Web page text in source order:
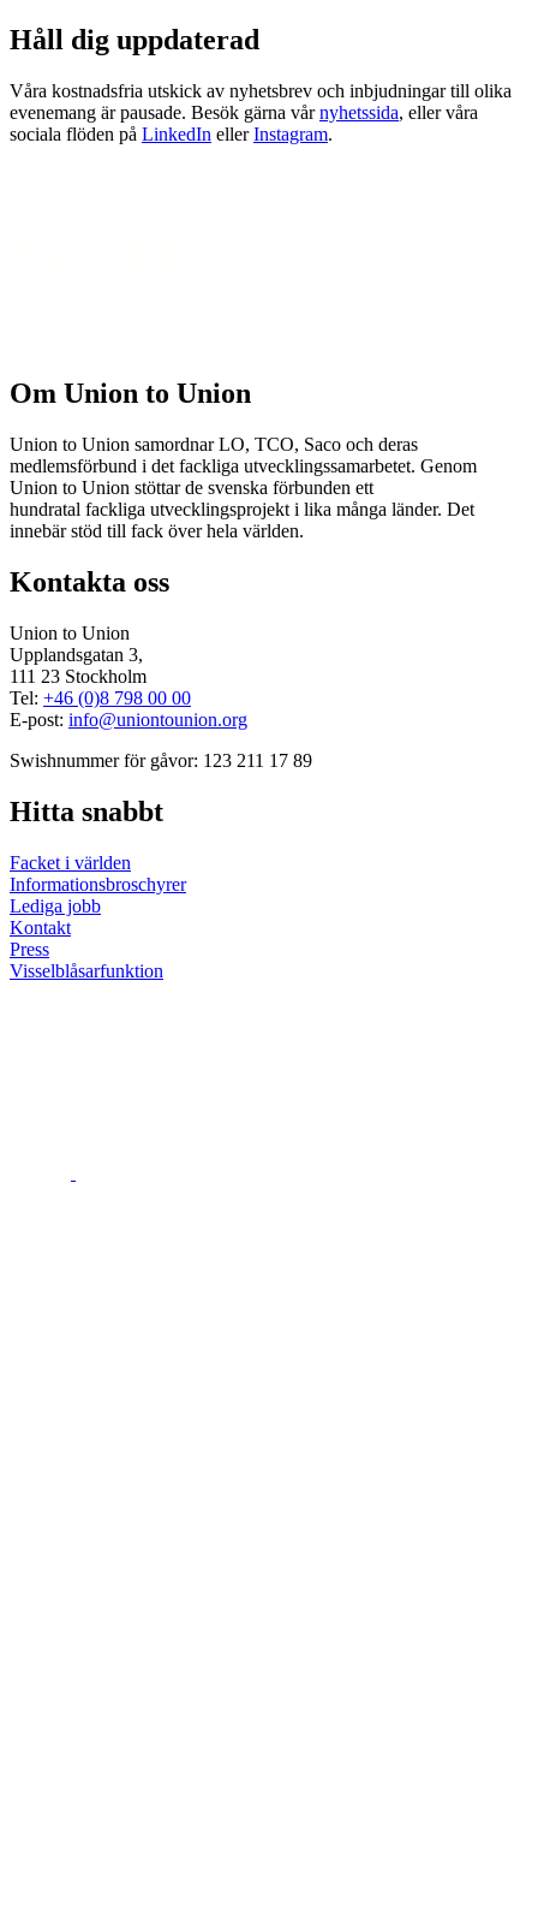
Håll dig uppdaterad
Våra kostnadsfria utskick av nyhetsbrev och inbjudningar till olika
evenemang är pausade. Besök gärna vårnyhetssida, eller våra
sociala flöden på LinkedIn ellerInstagram.
Om Union to Union
Union to Union samordnar LO, TCO, Saco och deras
medlemsförbund i det fackliga utvecklingssamarbetet. Genom
Union to Union stöttar de svenska förbunden ett
hundratal fackliga utvecklingsprojekt i lika många länder. Det
innebär stöd till fack över hela världen.
Kontakta oss
Union to Union
Upplandsgatan 3,
111 23 Stockholm
Tel: +46 (0)8 798 00 00
E-post: info@uniontounion.org
Swishnummer för gåvor: 123 211 17 89
Hitta snabbt
Facket i världen
Informationsbroschyrer
Lediga jobb
Kontakt
Press
Visselblåsarfunktion